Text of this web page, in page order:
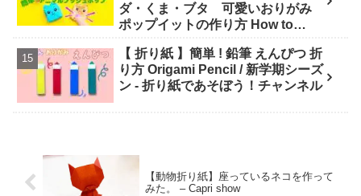
ダ・くま・ブタ 可愛いおりがみ
ポップイットの作り方 How to
Soda Cat Origami キャラクター折
り紙
【 折り紙 】簡単 ! 鉛筆 えんぴつ 折
り方 Origami Pencil / 新学期シーズ
ン - 折り紙であそぼう！チャンネル
【動物折り紙】座っているネコを作って
みた。 – Capri show